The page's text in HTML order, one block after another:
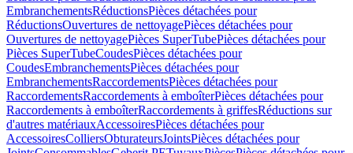
EmbranchementsRéductionsPièces détachées pour
RéductionsOuvertures de nettoyagePièces détachées pour
Ouvertures de nettoyagePièces SuperTubePièces détachées pour
Pièces SuperTubeCoudesPièces détachées pour
CoudesEmbranchementsPièces détachées pour
EmbranchementsRaccordementsPièces détachées pour
RaccordementsRaccordements à emboîterPièces détachées pour
Raccordements à emboîterRaccordements à griffesRéductions sur
d'autres matériauxAccessoiresPièces détachées pour
AccessoiresColliersObturateursJointsPièces détachées pour